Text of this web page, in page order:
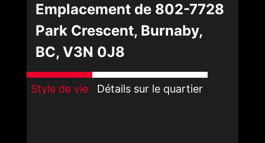
Emplacement de 802-7728
Park Crescent, Burnaby,
BC, V3N 0J8
Style de vie Détails sur le quartier